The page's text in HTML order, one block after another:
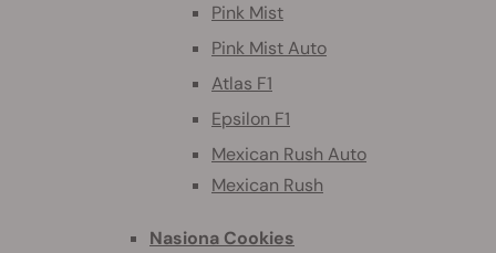
Pink Mist
Pink Mist Auto
Atlas F1
Epsilon F1
Mexican Rush Auto
Mexican Rush
Nasiona Cookies